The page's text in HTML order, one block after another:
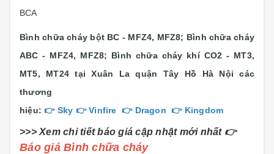
BCA
Bình chữa cháy bột BC - MFZ4, MFZ8; Bình chữa cháy
ABC - MFZ4, MFZ8; Bình chữa cháy khí CO2 - MT3,
MT5, MT24 tại Xuân La quận Tây Hồ Hà Nội các
thương
hiệu:👉 Sky 👉Vinfire 👉 Dragon 👉 Kingdom
>>> Xem chi tiết báo giá cập nhật mới nhất 👉
Báo giá Bình chữa cháy